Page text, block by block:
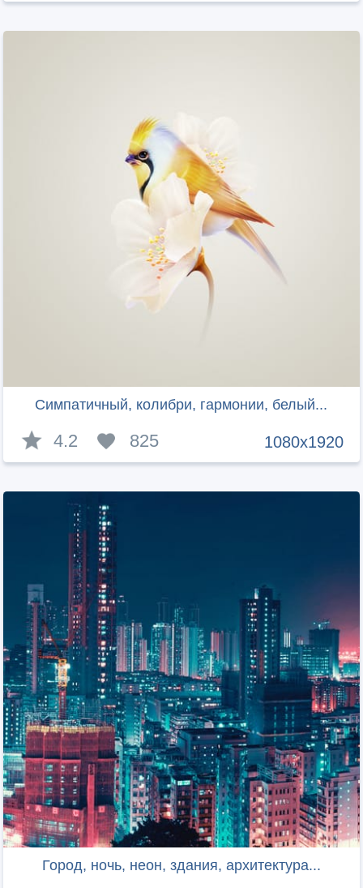
Симпатичный, колибри, гармонии, белый...
1080x1920
4.2 825
Город, ночь, неон, здания, архитектура...